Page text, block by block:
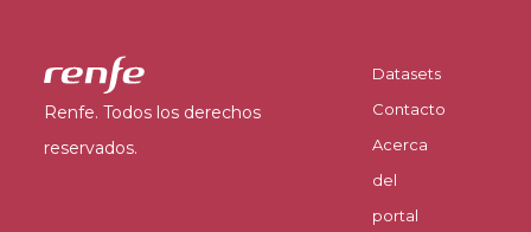
Renfe. Todos los derechos
reservados.
Datasets
Contacto
Acerca
del
portal